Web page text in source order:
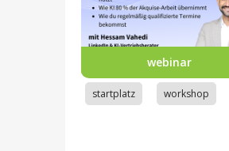
webinar
startplatz workshop